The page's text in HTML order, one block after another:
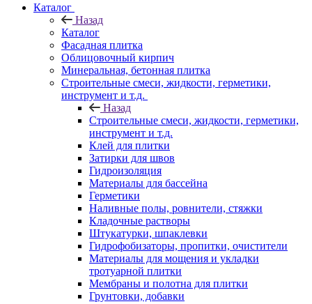
Каталог
Назад
Каталог
Фасадная плитка
Облицовочный кирпич
Минеральная, бетонная плитка
Строительные смеси, жидкости, герметики,
инструмент и т.д.
Назад
Строительные смеси, жидкости, герметики,
инструмент и т.д.
Клей для плитки
Затирки для швов
Гидроизоляция
Материалы для бассейна
Герметики
Наливные полы, ровнители, стяжки
Кладочные растворы
Штукатурки, шпаклевки
Гидрофобизаторы, пропитки, очистители
Материалы для мощения и укладки
тротуарной плитки
Мембраны и полотна для плитки
Грунтовки, добавки